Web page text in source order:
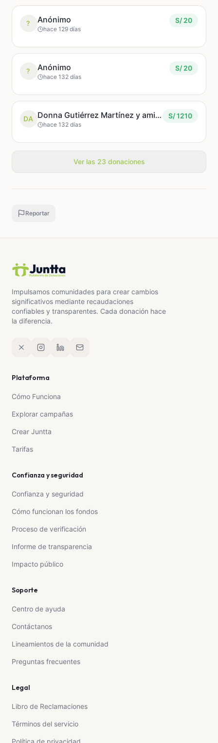
? Anónimo
hace 129 días
S/ 20
? Anónimo
hace 132 días
S/ 20
DA Donna Gutiérrez Martínez y amigos
hace 132 días
S/ 1210
Ver las 23 donaciones
Reportar
Impulsamos comunidades para crear cambios
significativos mediante recaudaciones
confiables y transparentes. Cada donación hace
la diferencia.
Plataforma
Cómo Funciona
Explorar campañas
Crear Juntta
Tarifas
Confianza y seguridad
Confianza y seguridad
Cómo funcionan los fondos
Proceso de verificación
Informe de transparencia
Impacto público
Soporte
Centro de ayuda
Contáctanos
Lineamientos de la comunidad
Preguntas frecuentes
Legal
Libro de Reclamaciones
Términos del servicio